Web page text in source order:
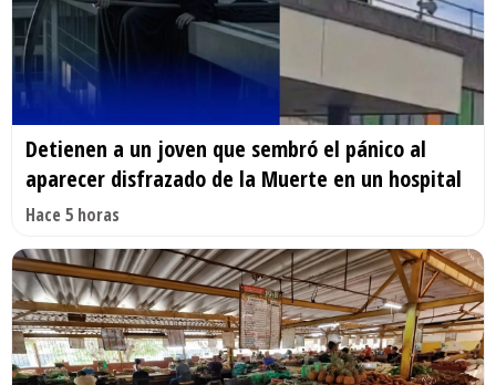
Detienen a un joven que sembró el pánico al
aparecer disfrazado de la Muerte en un hospital
Hace 5 horas